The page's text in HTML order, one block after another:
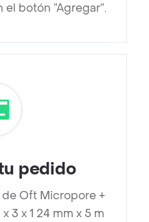
botón “Agregar”.
pedido
Oft Micropore +
3 x 1 24 mm x 5 m